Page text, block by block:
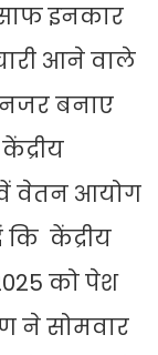
इनकार
आने वाले
बनाए
वेतन आयोग
केंद्रीय
को पेश
ने सोमवार